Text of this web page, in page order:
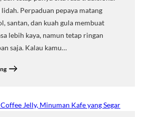
Perpaduan pepaya matang
santan, dan kuah gula membuat
lebih kaya, namun tetap ringan
saja. Kalau kamu…